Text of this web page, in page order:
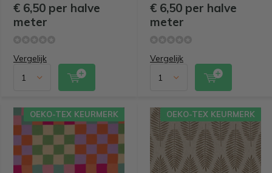
€ 6,50 per halve
meter
Vergelijk
€ 6,50 per halve
meter
Vergelijk
OEKO-TEX KEURMERK OEKO-TEX KEURMERK